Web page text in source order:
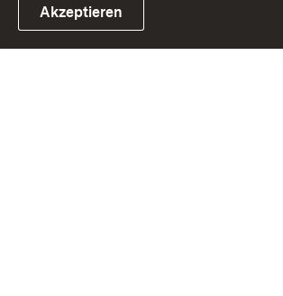
Link zum Landesportal
Akzeptieren